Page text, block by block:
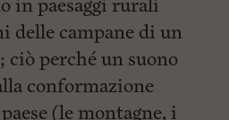
in paesaggi rurali
delle campane di un
ciò perché un suono
conformazione
(le montagne, i